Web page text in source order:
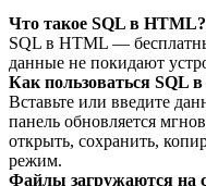
Что такое SQL в HTML?
SQL в HTML —
данные не покидают
Как пользоваться SQL
Вставьте или введите
панель обновляется
открыть, сохранить,
режим.
Файлы загружаются на